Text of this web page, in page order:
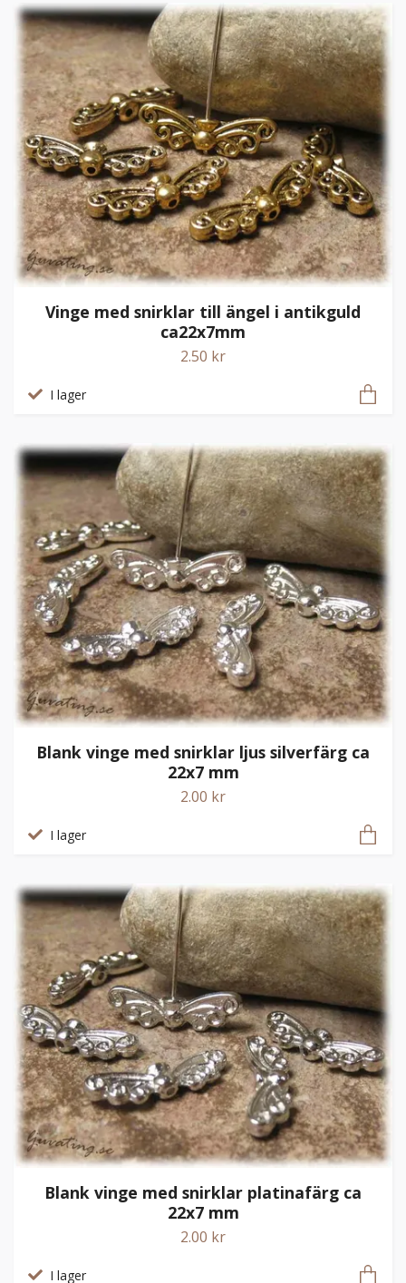
Vinge med snirklar till ängel i antikguld
ca22x7mm
2.50 kr
I lager
Blank vinge med snirklar ljus silverfärg ca
22x7 mm
2.00 kr
I lager
Blank vinge med snirklar platinafärg ca
22x7 mm
2.00 kr
I lager